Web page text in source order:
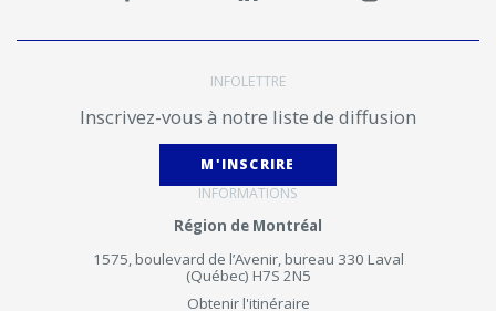
INFOLETTRE
Inscrivez-vous à notre liste de diffusion
M'INSCRIRE
INFORMATIONS
Région de Montréal
1575, boulevard de l’Avenir, bureau 330 Laval
(Québec) H7S 2N5
Obtenir l'itinéraire